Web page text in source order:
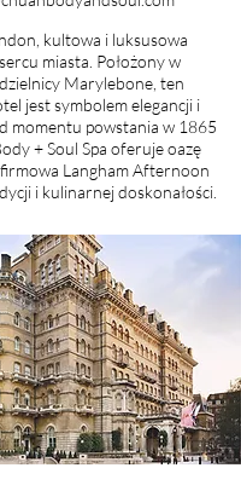
kultowa i luksusowa
miasta. Położony w
Marylebone, ten
jest symbolem elegancji i
momentu powstania w 1865
+ Soul Spa oferuje oazę
firmowa Langham Afternoon
i kulinarnej doskonałości.